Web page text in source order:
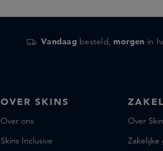
Vandaag besteld,morgen in
OVER SKINS
Over ons
Skins Inclusive
Over
Zakelijke